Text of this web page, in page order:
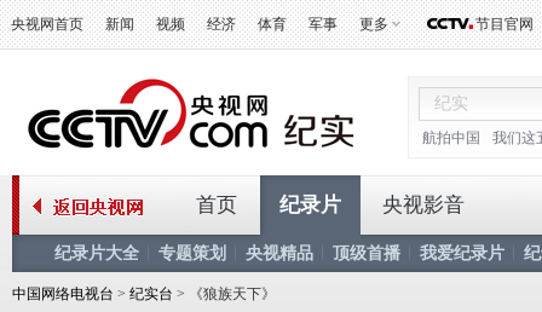
央视网首页 新闻 视频 经济 体育 军事 更多 节目官网
航拍中国 我们这
首页 纪录片
纪录片大全 专题策划 央视精品 顶级首播 我爱纪录片
央视影音
中国网络电视台 > 纪实台 > 《狼族天下》